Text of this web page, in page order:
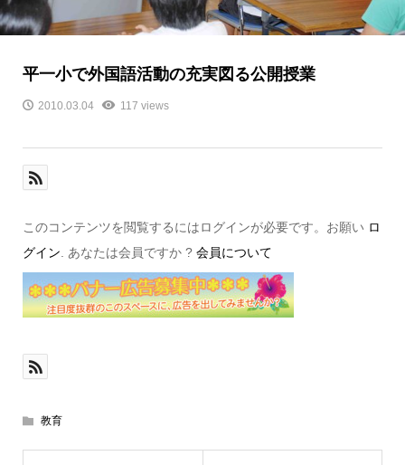
平一小で外国語活動の充実図る公開授業
2010.03.04 117 views
このコンテンツを閲覧するにはログインが必要です。お願い ロ
グイン . あなたは会員ですか ? 会員について
教育